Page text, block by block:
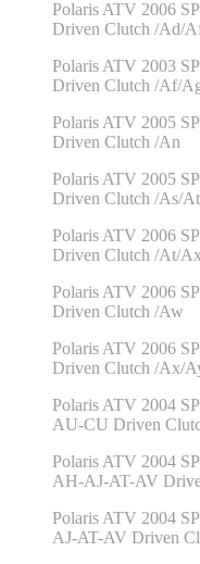
Polaris ATV 2006
Driven Clutch /Ad/
Polaris ATV 2003
Driven Clutch /Af/
Polaris ATV 2005
Driven Clutch /An
Polaris ATV 2005
Driven Clutch /As/
Polaris ATV 2006
Driven Clutch /At/
Polaris ATV 2006
Driven Clutch /Aw
Polaris ATV 2006
Driven Clutch /Ax/
Polaris ATV 2004
AU-CU Driven
Polaris ATV 2004
AH-AJ-AT-AV
Polaris ATV 2004
AJ-AT-AV Driven